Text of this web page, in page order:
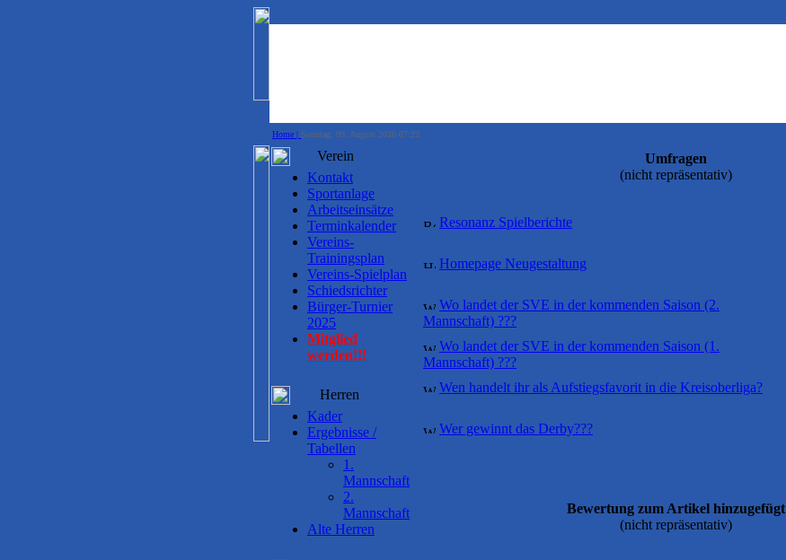
Home | Sonntag, 09. August 2026 07:22
Verein
Kontakt
Sportanlage
Arbeitseinsätze
Terminkalender
Vereins-
Trainingsplan
Vereins-Spielplan
Schiedsrichter
Bürger-Turnier
2025
Mitglied
werden!!!
Herren
Kader
Ergebnisse /
Tabellen
1.
Mannschaft
2.
Mannschaft
Alte Herren
Umfragen
(nicht repräsentativ)
Resonanz Spielberichte
Homepage Neugestaltung
Wo landet der SVE in der kommenden Saison (2.
Mannschaft) ???
Wo landet der SVE in der kommenden Saison (1.
Mannschaft) ???
Wen handelt ihr als Aufstiegsfavorit in die Kreisoberliga?
Wer gewinnt das Derby???
Bewertung zum Artikel hinzugefügt
(nicht repräsentativ)